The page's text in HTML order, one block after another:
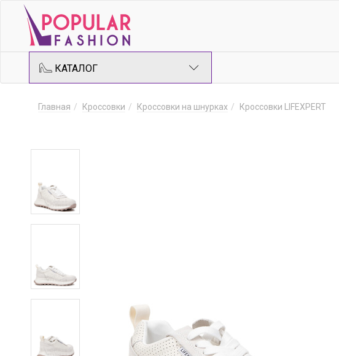
КАТАЛОГ
Главная Кроссовки Кроссовки на шнурках Кроссовки LIFEXPERT